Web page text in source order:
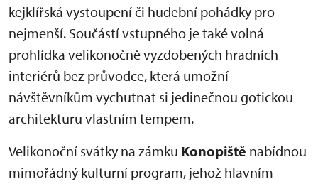
kejklířská vystoupení či hudební pohádky pro
nejmenší. Součástí vstupného je také volná
prohlídka velikonočně vyzdobených hradních
interiérů bez průvodce, která umožní
návštěvníkům vychutnat si jedinečnou gotickou
architekturu vlastním tempem.
Velikonoční svátky na zámku Konopiště nabídnou
mimořádný kulturní program, jehož hlavním